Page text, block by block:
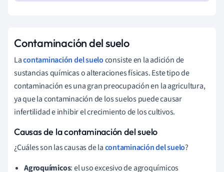
Contaminación del suelo
Lacontaminación del sueloconsiste en la adición de
sustancias químicas o alteraciones físicas. Este tipo de
contaminación es una gran preocupación en la agricultura,
ya que la contaminación de los suelos puede causar
infertilidad e inhibir el crecimiento de los cultivos.
Causas de la contaminación del suelo
¿Cuáles son las causas de lacontaminación del suelo?
Agroquímicos: el uso excesivo de agroquímicos